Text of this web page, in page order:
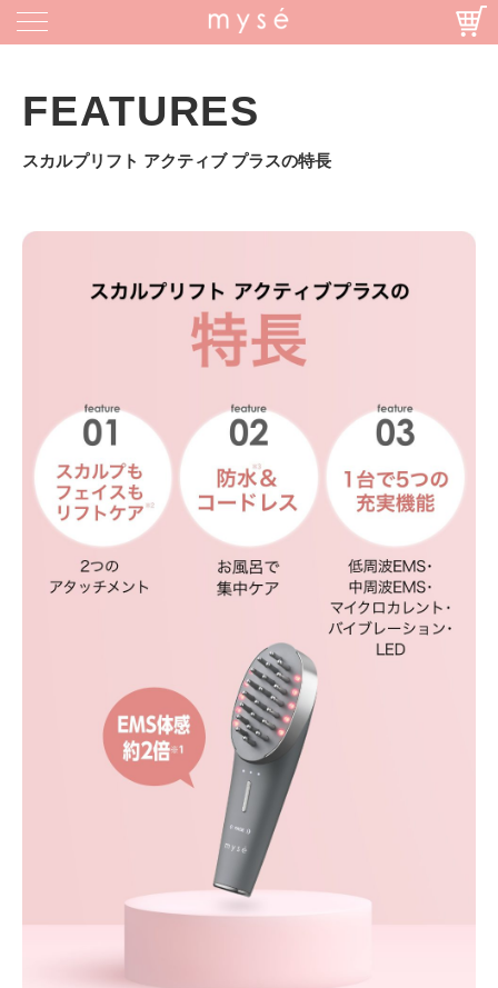
FEATURES
スカルプリフト アクティブ プラスの特長